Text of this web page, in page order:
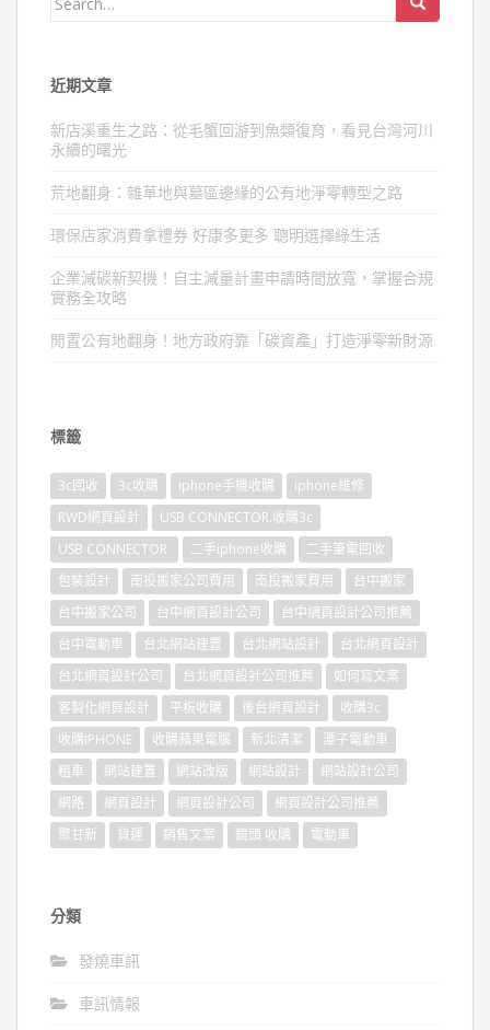
近期文章
新店溪重生之路：從毛蟹回游到魚類復育，看見台灣河川
永續的曙光
荒地翻身：雜草地與墓區邊緣的公有地淨零轉型之路
環保店家消費拿禮券 好康多更多 聰明選擇綠生活
企業減碳新契機！自主減量計畫申請時間放寬，掌握合規
實務全攻略
閒置公有地翻身！地方政府靠「碳資產」打造淨零新財源
標籤
3c回收 3c收購 iphone手機收購
iphone維修
RWD網頁設計
USB CONNECTOR.收購3c
USB CONNECTOR
二手iphone收購
二手筆電回收
包裝設計
南投搬家公司費用 南投搬家費用
台中搬家
台中搬家公司
台中網頁設計公司
台中網頁設計公司推薦
台中電動車
台北網站建置 台北網站設計
台北網頁設計
台北網頁設計公司
台北網頁設計公司推薦
如何寫文案
客製化網頁設計
平板收購 後台網頁設計
收購3c
收購IPHONE
收購蘋果電腦 新北清潔
潭子電動車
租車
網站建置 網站改版 網站設計
網站設計公司
網路
網頁設計 網頁設計公司
網頁設計公司推薦
聚甘新
貨運 銷售文案 鏡頭 收購 電動車
分類
發燒車訊
車訊情報